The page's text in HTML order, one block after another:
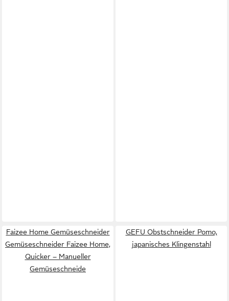
Faizee Home Gemüseschneider
Gemüseschneider Faizee Home,
Quicker – Manueller
Gemüseschneide
GEFU Obstschneider Pomo,
japanisches Klingenstahl